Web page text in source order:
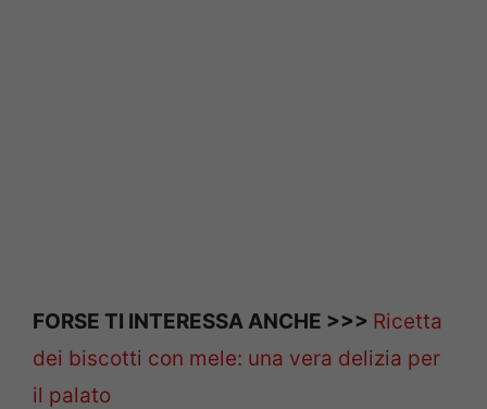
FORSE TI INTERESSA ANCHE >>> Ricetta
dei biscotti con mele: una vera delizia per
il palato